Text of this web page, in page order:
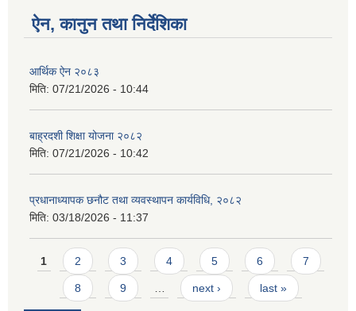
ऐन, कानुन तथा निर्देशिका
आर्थिक ऐन २०८३
मिति: 07/21/2026 - 10:44
बाह्रदशी शिक्षा योजना २०८२
मिति: 07/21/2026 - 10:42
प्रधानाध्यापक छनौट तथा व्यवस्थापन कार्यविधि, २०८२
मिति: 03/18/2026 - 11:37
Pages
1 2 3 4 5 6 7
8 9 next › last »